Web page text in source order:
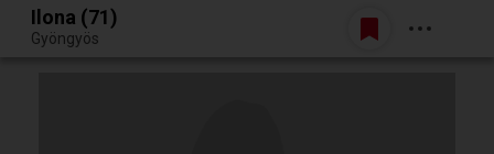
Egy jó randiból bármi lehet.
Belépés
Ilona (71)
Gyöngyös